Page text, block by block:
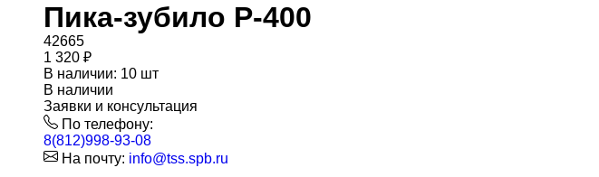
Пика-зубило P-400
42665
1 320 ₽
В наличии: 10 шт
В наличии
Заявки и консультация
По телефону:
8(812)998-93-08
На почту: info@tss.spb.ru